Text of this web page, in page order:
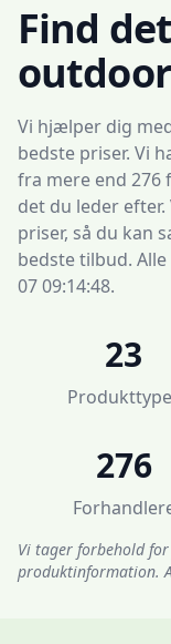
Find
Vi hjælper dig
bedste priser. Vi
fra mere end 276
det du leder
priser, så du kan
bedste tilbud.
07 09:14:48.
23
276
Vi tager forbehold
produktinformation.